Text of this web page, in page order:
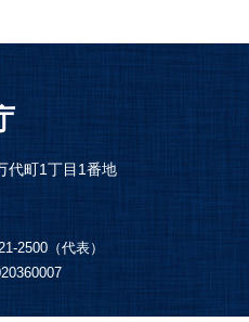
代町1丁目1番地
2500（代表）